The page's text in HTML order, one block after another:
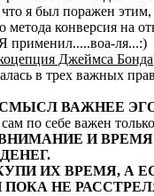
что я был поражен этим,
метода конверсия на
применил.....воа-ля...:)
Джеймса Бонда
в трех важных
ВАЖНЕЕ
по себе важен
И
ИХ ВРЕМЯ, А
НЕ